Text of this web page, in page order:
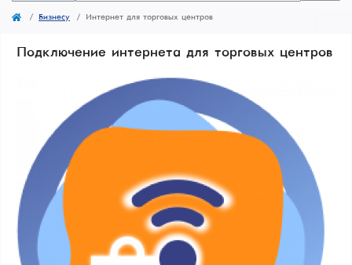
Бизнесу Интернет для торговых центров
Подключение интернета для торговых центров